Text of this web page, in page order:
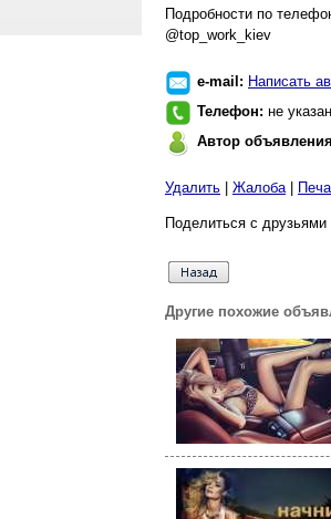
Подробности по
@top_work_kiev
e-mail: Написать
Телефон: не указан
Автор
Удалить Жалоба|
Поделиться с
Другие похожие